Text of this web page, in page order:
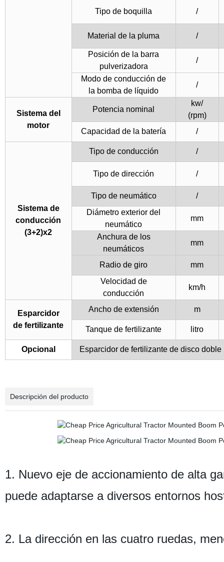
Tipo de boquilla /
Material de la pluma /
Posición de la barra
pulverizadora
/
Modo de conducción de
la bomba de líquido
/
Sistema del
motor
Potencia nominal
kw/
(rpm)
Capacidad de la batería
/
Sistema de
conducción
(3+2)x2
Tipo de conducción /
Tipo de dirección /
Tipo de neumático
/
Diámetro exterior del
neumático
mm
Anchura de los
neumáticos
mm
Radio de giro
mm
Velocidad de
conducción
km/h
Esparcidor
de fertilizante
Ancho de extensión m
Tanque de fertilizante litro
Opcional Esparcidor de fertilizante de disco doble
Descripción del producto
1. Nuevo eje de accionamiento de alta
puede adaptarse a diversos entornos
2. La dirección en las cuatro ruedas,